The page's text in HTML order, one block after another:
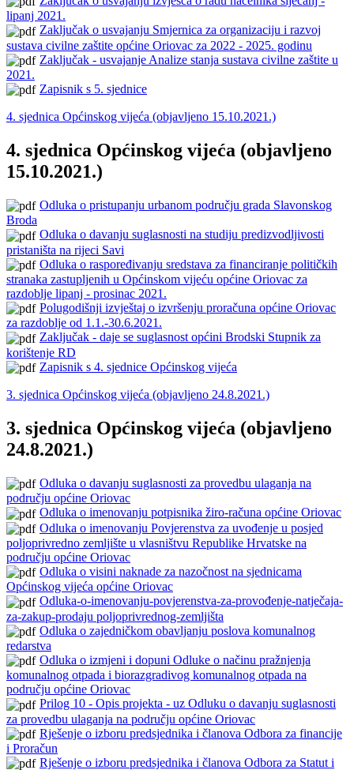
lipanj 2021.
Zaključak o usvajanju Smjernica za organizaciju i razvoj
sustava civilne zaštite općine Oriovac za 2022 - 2025. godinu
Zaključak - usvajanje Analize stanja sustava civilne zaštite u
2021.
Zapisnik s 5. sjednice
4. sjednica Općinskog vijeća (objavljeno 15.10.2021.)
4. sjednica Općinskog vijeća (objavljeno
15.10.2021.)
Odluka o pristupanju urbanom području grada Slavonskog
Broda
Odluka o davanju suglasnosti na studiju predizvodljivosti
pristaništa na rijeci Savi
Odluka o raspoređivanju sredstava za financiranje političkih
stranaka zastupljenih u Općinskom vijeću općine Oriovac za
razdoblje lipanj - prosinac 2021.
Polugodišnji izvještaj o izvršenju proračuna općine Oriovac
za razdoblje od 1.1.-30.6.2021.
Zaključak - daje se suglasnost općini Brodski Stupnik za
korištenje RD
Zapisnik s 4. sjednice Općinskog vijeća
3. sjednica Općinskog vijeća (objavljeno 24.8.2021.)
3. sjednica Općinskog vijeća (objavljeno
24.8.2021.)
Odluka o davanju suglasnosti za provedbu ulaganja na
području općine Oriovac
Odluka o imenovanju potpisnika žiro-računa općine Oriovac
Odluka o imenovanju Povjerenstva za uvođenje u posjed
poljoprivredno zemljište u vlasništvu Republike Hrvatske na
području općine Oriovac
Odluka o visini naknade za nazočnost na sjednicama
Općinskog vijeća općine Oriovac
Odluka-o-imenovanju-povjerenstva-za-provođenje-natječaja-
za-zakup-prodaju poljoprivrednog-zemljišta
Odluka o zajedničkom obavljanju poslova komunalnog
redarstva
Odluka o izmjeni i dopuni Odluke o načinu pražnjenja
komunalnog otpada i biorazgradivog komunalnog otpada na
području općine Oriovac
Prilog 10 - Opis projekta - uz Odluku o davanju suglasnosti
za provedbu ulaganja na području općine Oriovac
Rješenje o izboru predsjednika i članova Odbora za financije
i Proračun
Rješenje o izboru predsjednika i članova Odbora za Statut i